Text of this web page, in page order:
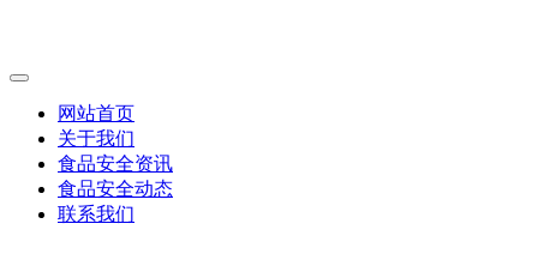
网站首页
关于我们
食品安全资讯
食品安全动态
联系我们